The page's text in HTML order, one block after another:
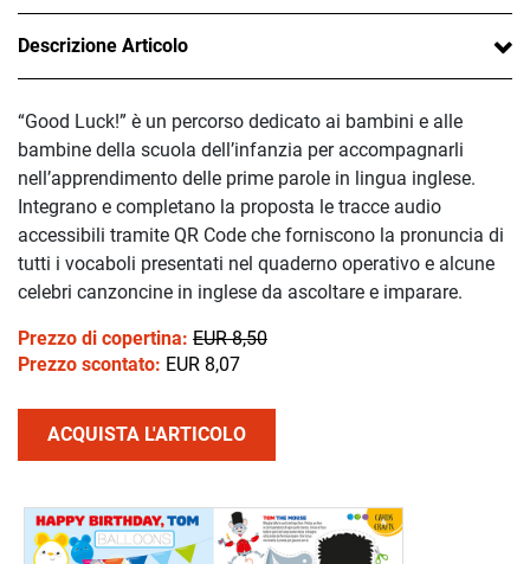
Descrizione Articolo
“Good Luck!” è un percorso dedicato ai bambini e alle
bambine della scuola dell’infanzia per accompagnarli
nell’apprendimento delle prime parole in lingua inglese.
Integrano e completano la proposta le tracce audio
accessibili tramite QR Code che forniscono la pronuncia di
tutti i vocaboli presentati nel quaderno operativo e alcune
celebri canzoncine in inglese da ascoltare e imparare.
Prezzo di copertina: EUR 8,50
Prezzo scontato: EUR 8,07
ACQUISTA L'ARTICOLO